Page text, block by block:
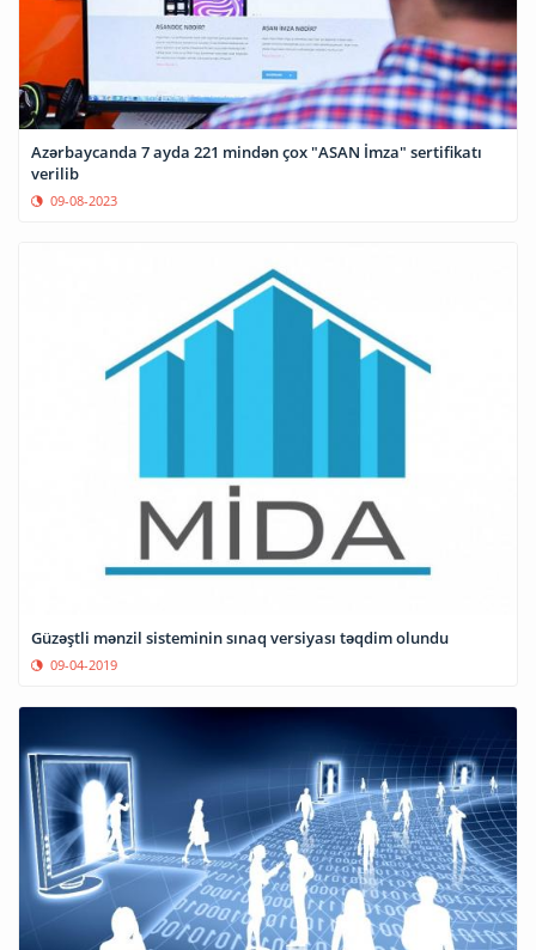
Azərbaycanda 7 ayda 221 mindən çox "ASAN İmza" sertifikatı
verilib
09-08-2023
Güzəştli mənzil sisteminin sınaq versiyası təqdim olundu
09-04-2019